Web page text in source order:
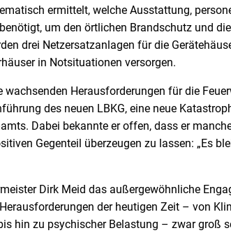
ermittelt, welche Ausstattung,
um den örtlichen Brandschutz und
drei Netzersatzanlagen für die
in Notsituationen versorgen.
Herausforderungen für die
des neuen LBKG, eine neue
Dabei bekannte er offen, dass er
Gegenteil überzeugen zu lassen: „Es
Dirk Meid das außergewöhnliche
der heutigen Zeit – von
hin zu psychischer Belastung – zwar groß